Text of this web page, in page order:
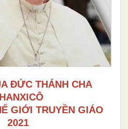
ĐỨC THÁNH CHA
GIỚI TRUYỀN GIÁO
2021